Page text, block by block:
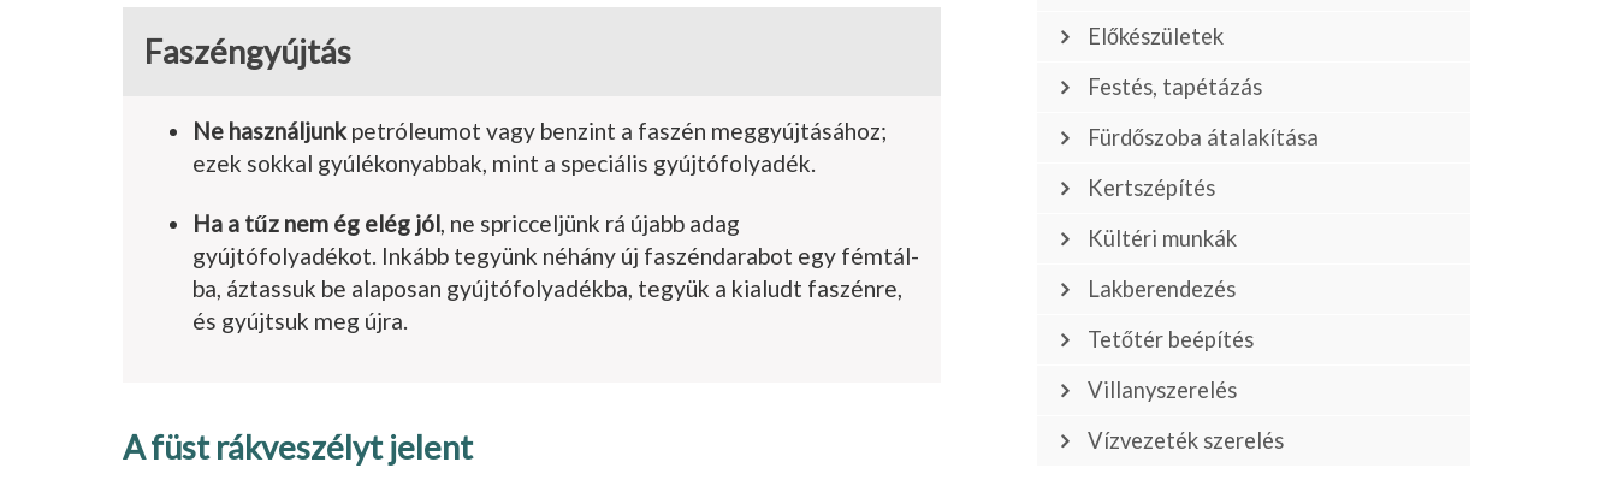
Faszéngyújtás
Ne használjunk petróleu­mot vagy benzint a faszén meggyújtásához;
ezek sokkal gyúlékonyabbak, mint a speciális gyújtófolyadék.
Ha a tűz nem ég elég jól, ne spricceljünk rá újabb adag
gyújtófolyadékot. Inkább tegyünk néhány új faszéndarabot egy fémtál­
ba, áztassuk be alaposan gyújtófolyadékba, tegyük a kialudt faszénre,
és gyújtsuk meg újra.
A füst rákveszélyt jelent
Előkészületek
Festés, tapétázás
Fürdőszoba átalakítása
Kertszépítés
Kültéri munkák
Lakberendezés
Tetőtér beépítés
Villanyszerelés
Vízvezeték szerelés